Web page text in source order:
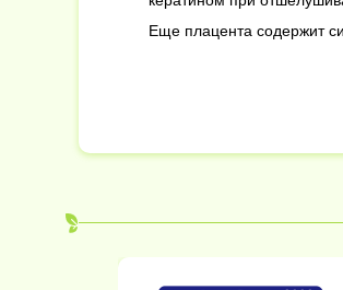
Еще плацента содержит